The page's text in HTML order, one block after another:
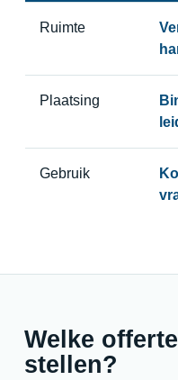
Ruimte
Plaatsing
Gebruik
Welke
stellen?